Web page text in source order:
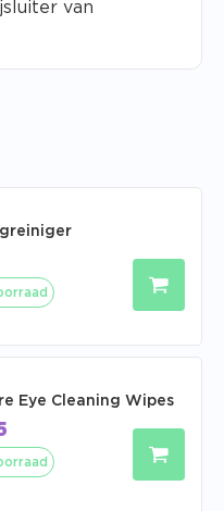
van
Eye Cleaning Wipes